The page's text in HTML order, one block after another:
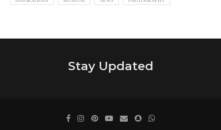
Stay Updated